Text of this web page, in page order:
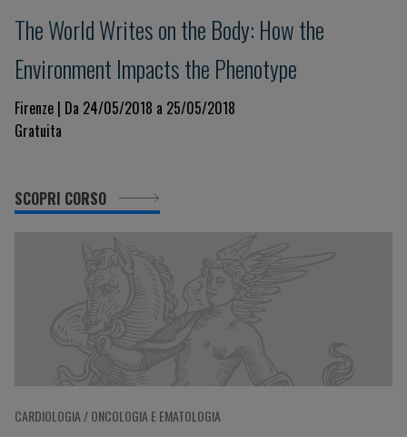
The World Writes on the Body: How the
Environment Impacts the Phenotype
Firenze | Da 24/05/2018 a 25/05/2018
Gratuita
SCOPRI CORSO
CARDIOLOGIA / ONCOLOGIA E EMATOLOGIA